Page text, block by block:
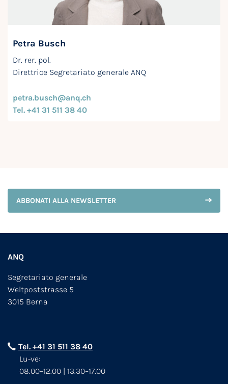
Petra Busch
Dr. rer. pol.
Direttrice Segretariato generale ANQ
petra.busch@anq.ch
Tel. +41 31 511 38 40
ABBONATI ALLA NEWSLETTER
ANQ
Segretariato generale
Weltpoststrasse 5
3015 Berna
Tel. +41 31 511 38 40
Lu-ve:
08.00–12.00 | 13.30–17.00